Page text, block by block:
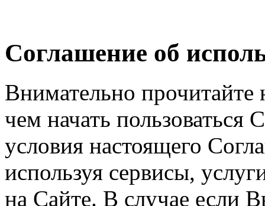
Соглашение об
Внимательно
чем начать
условия настоящего
используя сервисы,
на Сайте. В случае если